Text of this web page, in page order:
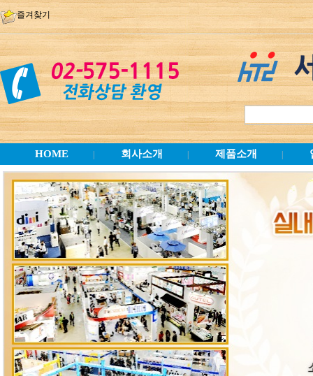
즐겨찾기
HOME 회사소개 제품소개